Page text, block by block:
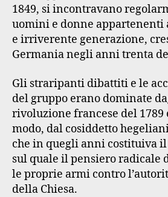
1849, si incontravano
uomini e donne appartenenti
e irriverente generazione,
Germania negli anni trenta
Gli straripanti dibattiti e le
del gruppo erano dominate
rivoluzione francese del
modo, dal cosiddetto
che in quegli anni costituiva
sul quale il pensiero radicale
le proprie armi contro
della Chiesa.